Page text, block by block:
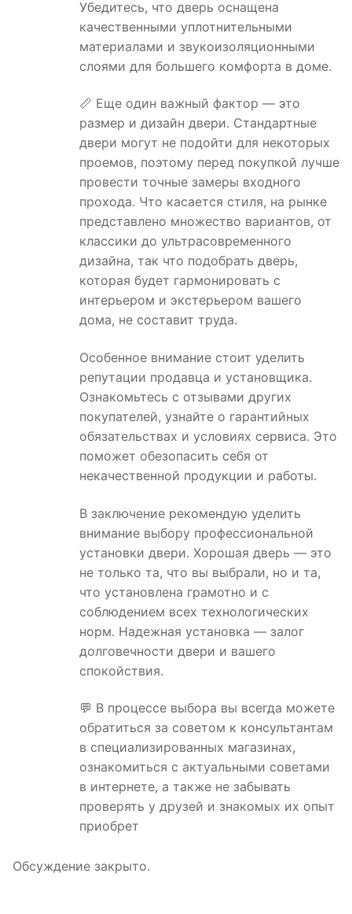
Убедитесь, что дверь оснащена
качественными уплотнительными
материалами и звукоизоляционными
слоями для большего комфорта в доме.
📏 Еще один важный фактор — это
размер и дизайн двери. Стандартные
двери могут не подойти для некоторых
проемов, поэтому перед покупкой лучше
провести точные замеры входного
прохода. Что касается стиля, на рынке
представлено множество вариантов, от
классики до ультрасовременного
дизайна, так что подобрать дверь,
которая будет гармонировать с
интерьером и экстерьером вашего
дома, не составит труда.
Особенное внимание стоит уделить
репутации продавца и установщика.
Ознакомьтесь с отзывами других
покупателей, узнайте о гарантийных
обязательствах и условиях сервиса. Это
поможет обезопасить себя от
некачественной продукции и работы.
В заключение рекомендую уделить
внимание выбору профессиональной
установки двери. Хорошая дверь — это
не только та, что вы выбрали, но и та,
что установлена грамотно и с
соблюдением всех технологических
норм. Надежная установка — залог
долговечности двери и вашего
спокойствия.
💬 В процессе выбора вы всегда можете
обратиться за советом к консультантам
в специализированных магазинах,
ознакомиться с актуальными советами
в интернете, а также не забывать
проверять у друзей и знакомых их опыт
приобрет
Обсуждение закрыто.